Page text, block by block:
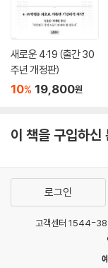
을 정복하기 위해서는
동남아시아와 남아시
은 전쟁을 위해 전쟁을
나 ‘확대’하기 위해 또
로, 이제 유신 자체가
---「6장 광기: 순수의 시
지와 같은 저질 인간들
아가면 유신 지사들은
들었으며, 목숨을 내던
했었다는 사실은 도저
데타와 달랐다. 메이지
의 황도파 청년장교들,
혁명을 주창한 기타 잇
일본에서 실패한 ‘쇼와
병들로부터 일본의 진
고 싶어 했다. 5.16 이후
하지만 일본의 유신이
렀듯(이들은 1억 전 국
옥쇄’를 진심으로 실행
포함되어 있었다), 박
새로운 4·19 (출간 30
주년 개정판)
10% 19,800원
이 책을 구입하신
로그인
고객센터 1544-